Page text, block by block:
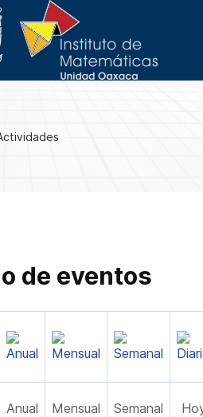
de eventos
Anual Mensual Semanal